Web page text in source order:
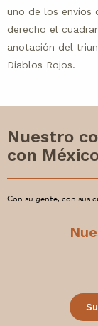
uno de los envíos
derecho el
anotación del
Diablos Rojos.
Nuestro
con
Con su gente, con sus